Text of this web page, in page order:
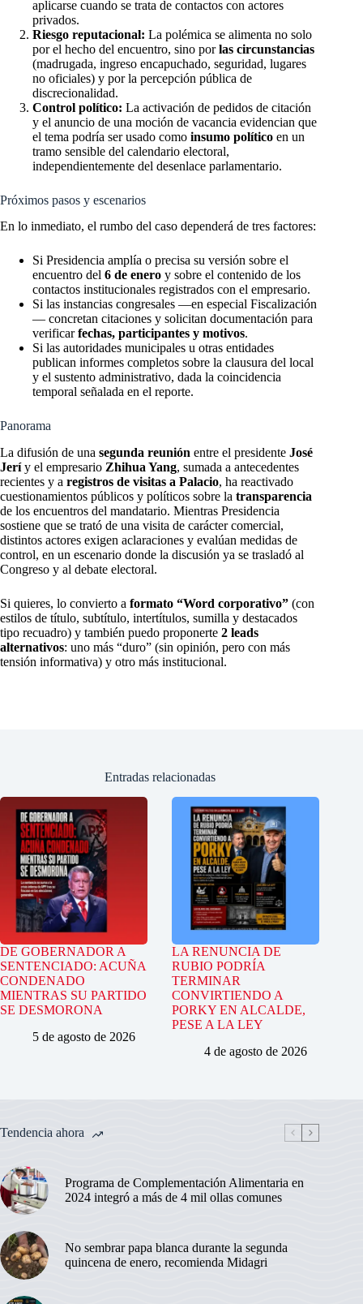
aplicarse cuando se trata de contactos con actores
privados.
Riesgo reputacional: La polémica se alimenta no solo
por el hecho del encuentro, sino porlas circunstancias
(madrugada, ingreso encapuchado, seguridad, lugares
no oficiales) y por la percepción pública de
discrecionalidad.
Control político: La activación de pedidos de citación
y el anuncio de una moción de vacancia evidencian que
el tema podría ser usado como insumo político en un
tramo sensible del calendario electoral,
independientemente del desenlace parlamentario.
Próximos pasos y escenarios
En lo inmediato, el rumbo del caso dependerá de tres factores:
Si Presidencia amplía o precisa su versión sobre el
encuentro del 6 de enero y sobre el contenido de los
contactos institucionales registrados con el empresario.
Si las instancias congresales —en especial Fiscalización
— concretan citaciones y solicitan documentación para
verificarfechas, participantes y motivos.
Si las autoridades municipales u otras entidades
publican informes completos sobre la clausura del local
y el sustento administrativo, dada la coincidencia
temporal señalada en el reporte.
Panorama
La difusión de una segunda reunión entre el presidente José
Jeríy el empresario Zhihua Yang, sumada a antecedentes
recientes y a registros de visitas a Palacio, ha reactivado
cuestionamientos públicos y políticos sobre la transparencia
de los encuentros del mandatario. Mientras Presidencia
sostiene que se trató de una visita de carácter comercial,
distintos actores exigen aclaraciones y evalúan medidas de
control, en un escenario donde la discusión ya se trasladó al
Congreso y al debate electoral.
Si quieres, lo convierto a formato “Word corporativo” (con
estilos de título, subtítulo, intertítulos, sumilla y destacados
tipo recuadro) y también puedo proponerte 2 leads
alternativos: uno más “duro” (sin opinión, pero con más
tensión informativa) y otro más institucional.
Entradas relacionadas
DE GOBERNADOR A
SENTENCIADO: ACUÑA
CONDENADO
MIENTRAS SU PARTIDO
SE DESMORONA
5 de agosto de 2026
LA RENUNCIA DE
RUBIO PODRÍA
TERMINAR
CONVIRTIENDO A
PORKY EN ALCALDE,
PESE A LA LEY
4 de agosto de 2026
Tendencia ahora
Programa de Complementación Alimentaria en
2024 integró a más de 4 mil ollas comunes
No sembrar papa blanca durante la segunda
quincena de enero, recomienda Midagri